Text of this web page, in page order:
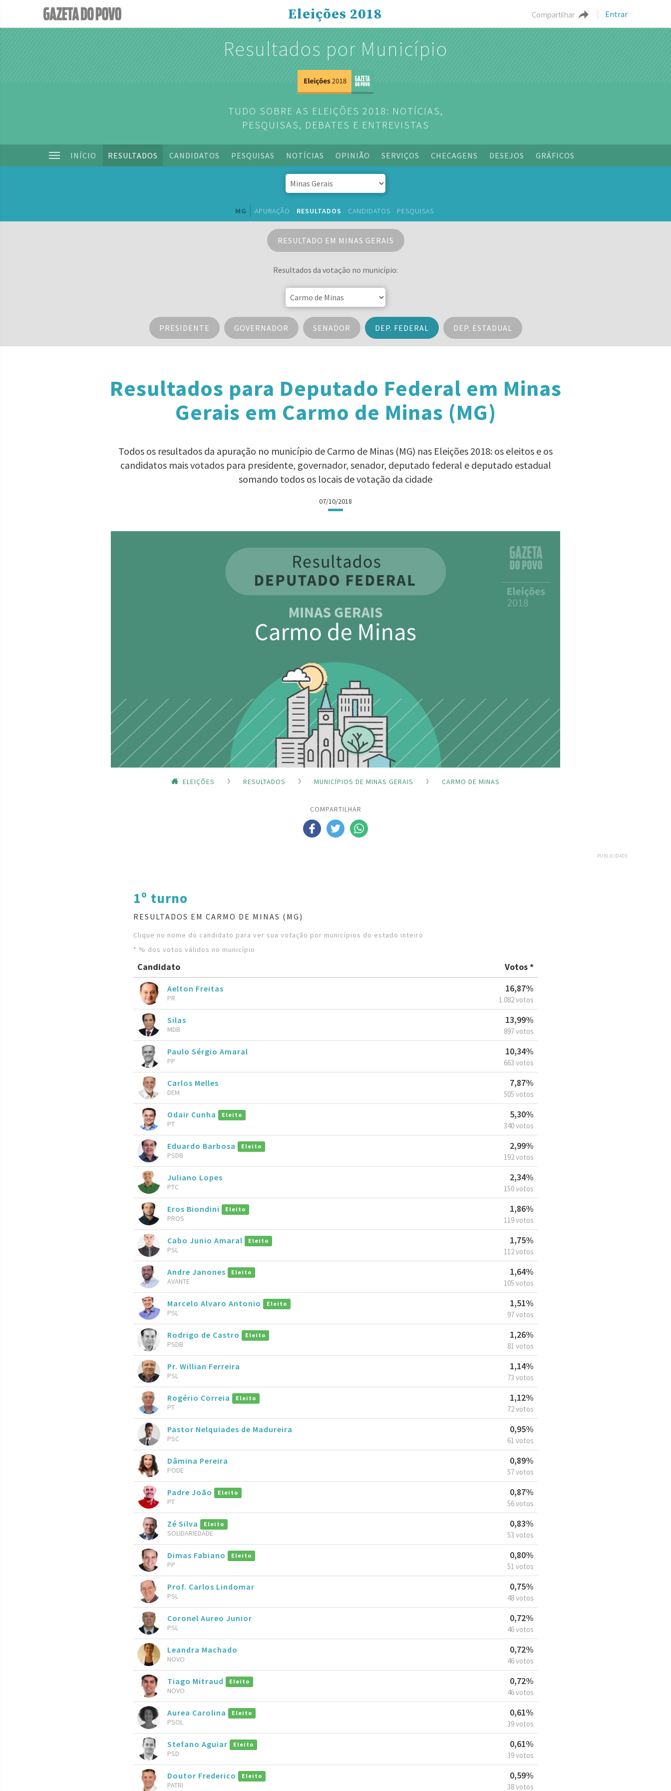
Compartilhar Entrar
Eleições 2018
Resultados por Município
TUDO SOBRE AS ELEIÇÕES 2018: NOTÍCIAS,
PESQUISAS, DEBATES E ENTREVISTAS
INÍCIO RESULTADOS CANDIDATOS PESQUISAS NOTÍCIAS OPINIÃO SERVIÇOS CHECAGENS DESEJOS GRÁFICOS
MG APURAÇÃO RESULTADOS CANDIDATOS PESQUISAS
RESULTADO EM MINAS GERAIS
Resultados da votação no município:
PRESIDENTE GOVERNADOR SENADOR DEP. FEDERAL DEP. ESTADUAL
Resultados para Deputado Federal em Minas
Gerais em Carmo de Minas (MG)
Todos os resultados da apuração no município de Carmo de Minas (MG) nas Eleições 2018: os eleitos e os
candidatos mais votados para presidente, governador, senador, deputado federal e deputado estadual
somando todos os locais de votação da cidade
07/10/2018
ELEIÇÕES RESULTADOS MUNICÍPIOS DE MINAS GERAIS CARMO DE MINAS
COMPARTILHAR
PUBLICIDADE
1º turno
RESULTADOS EM CARMO DE MINAS (MG)
Clique no nome do candidato para ver sua votação por municípios do estado inteiro
* % dos votos válidos no município
Candidato Votos *
Aelton Freitas
PR
16,87%
1.082 votos
Silas
MDB
13,99%
897 votos
Paulo Sérgio Amaral
PP
10,34%
663 votos
Carlos Melles
DEM
7,87%
505 votos
Odair Cunha Eleito
PT
5,30%
340 votos
Eduardo Barbosa Eleito
PSDB
2,99%
192 votos
Juliano Lopes
PTC
2,34%
150 votos
Eros Biondini Eleito
PROS
1,86%
119 votos
Cabo Junio Amaral Eleito
PSL
1,75%
112 votos
Andre Janones Eleito
AVANTE
1,64%
105 votos
Marcelo Alvaro Antonio Eleito
PSL
1,51%
97 votos
Rodrigo de Castro Eleito
PSDB
1,26%
81 votos
Pr. Willian Ferreira
PSL
1,14%
73 votos
Rogério Correia Eleito
PT
1,12%
72 votos
Pastor Nelquiades de Madureira
PSC
0,95%
61 votos
Dâmina Pereira
PODE
0,89%
57 votos
Padre João Eleito
PT
0,87%
56 votos
Zé Silva Eleito
SOLIDARIEDADE
0,83%
53 votos
Dimas Fabiano Eleito
PP
0,80%
51 votos
Prof. Carlos Lindomar
PSL
0,75%
48 votos
Coronel Aureo Junior
PSL
0,72%
46 votos
Leandra Machado
NOVO
0,72%
46 votos
Tiago Mitraud Eleito
NOVO
0,72%
46 votos
Aurea Carolina Eleito
PSOL
0,61%
39 votos
Stefano Aguiar Eleito
PSD
0,61%
39 votos
Doutor Frederico Eleito
PATRI
0,59%
38 votos